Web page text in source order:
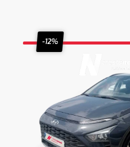
-12%